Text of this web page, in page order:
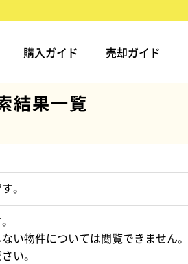
購入ガイド 売却ガイド
結果一覧
。
い物件については閲覧できません。
い。